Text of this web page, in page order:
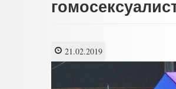
21.02.2019